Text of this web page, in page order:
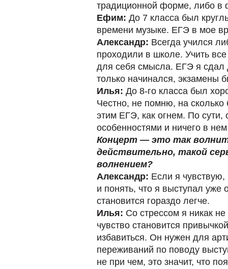
традиционной форме, либо в
Ефим: До 7 класса был
времени музыке. ЕГЭ в мое
Александр: Всегда учился
проходили в школе. Учить
для себя смысла. ЕГЭ я сдал
только начинался, экзамены
Илья: До 8-го класса был
Честно, не помню, на сколько
этим ЕГЭ, как огнем. По сути,
особенностями и ничего в
Концерт — это так
действительно, такой
волнением?
Александр: Если я чувствую,
и понять, что я выступал уже
становится гораздо легче.
Илья: Со стрессом я никак
чувство становится
избавиться. Он нужен для
переживаний по поводу
не при чем, это значит, что